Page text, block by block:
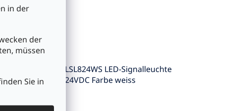
in der
der
müssen
Sie in
LSL824WS LED-Signalleuchte
24VDC Farbe weiss